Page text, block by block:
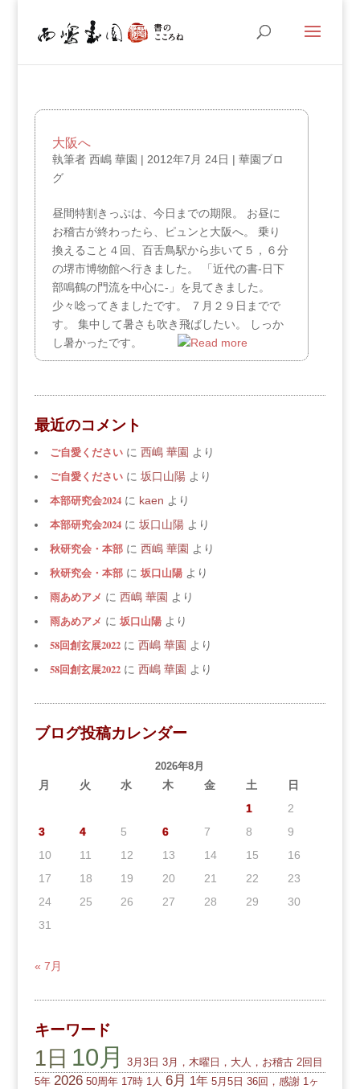
大阪へ
執筆者 西嶋 華園 | 2012年7月 24日 | 華園ブロ
グ
昼間特割きっぷは、今日までの期限。 お昼に
お稽古が終わったら、ピュンと大阪へ。 乗り
換えること４回、百舌鳥駅から歩いて５，６分
の堺市博物館へ行きました。 「近代の書‐日下
部鳴鶴の門流を中心に‐」を見てきました。
少々唸ってきましたです。 ７月２９日までで
す。 集中して暑さも吹き飛ばしたい。 しっか
し暑かったです。
最近のコメント
ご自愛くださいに 西嶋 華園 より
ご自愛くださいに 坂口山陽より
本部研究会2024に kaen より
本部研究会2024に 坂口山陽より
秋研究会・本部に 西嶋 華園 より
秋研究会・本部に 坂口山陽より
雨あめアメ に 西嶋 華園 より
雨あめアメ に 坂口山陽より
58回創玄展2022に 西嶋 華園 より
58回創玄展2022に 西嶋 華園 より
ブログ投稿カレンダー
2026年8月
月 火 水 木 金 土
日
1
2
3
4 5 6 7 8
9
10
11 12 13 14 15
16
17
18 19 20 21 22
23
24
25 26 27 28 29
30
31
« 7月
キーワード
1日 10月 3月3日 3月，木曜日，大人，お稽古 2回目
5年 2026 50周年 17時 1人 6月 1年 5月5日 36回，感謝 1ヶ